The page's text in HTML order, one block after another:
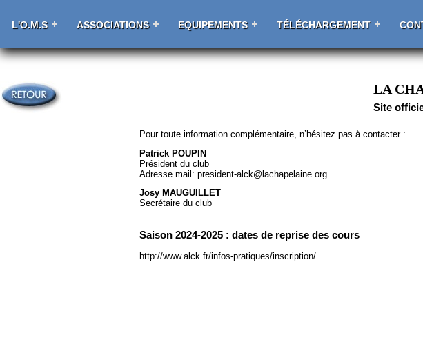
L'O.M.S ASSOCIATIONS EQUIPEMENTS TÉLÉCHARGEMENT
LA
Site
Pour toute information complémentaire, n’hésitez pas à contacter :
Patrick POUPIN
Président du club
Adresse mail: president-alck@lachapelaine.org
Josy MAUGUILLET
Secrétaire du club
Saison 2024-2025 : dates de reprise des cours
http://www.alck.fr/infos-pratiques/inscription/